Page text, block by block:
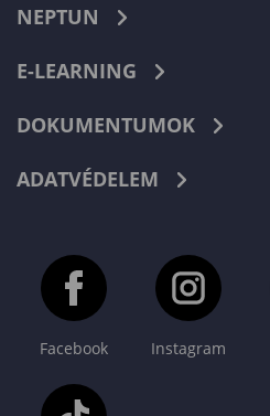
NEPTUN
E-LEARNING
DOKUMENTUMOK
ADATVÉDELEM
Facebook Instagram